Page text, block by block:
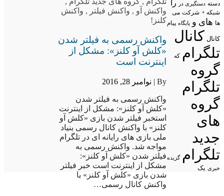
واکنش آو , واکنش فیلتر , واکنش
کلنز!
واکنش رسمی به فیلتر شدن
«کلش آو کلنز»: مشکل از
اینترنت است
By | نوامبر 28, 2016
واکنش رسمی به فیلتر شدن
«کلش آو کلنز»: مشکل از اینترنت
استخبر فیلتر شدن بازی «کلش آو
کلنز» با واکنش کانال رسمی بنیاد
ملی بازی های رایانه ای در تلگرام
مواجه شد. واکنش رسمی به
فیلتر شدن «کلش آو کلنز»:
مشکل از اینترنت است خبر فیلتر
شدن بازی «کلش آو کلنز» با
واکنش کانال رسمی…
دسته دستگیری در را
شبکه + شرکت می
ها های و پایگاه پیام
کانال کانال
تلگرام که
گروه
تلگرام
گروه
های
جدید
تلگرام گزیده
خبری یک